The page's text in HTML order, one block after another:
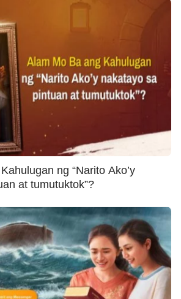
ng “Narito Ako’y
at tumutuktok”?